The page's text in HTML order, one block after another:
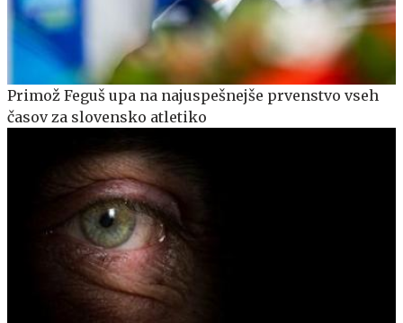
Primož Feguš upa na najuspešnejše prvenstvo vseh
časov za slovensko atletiko